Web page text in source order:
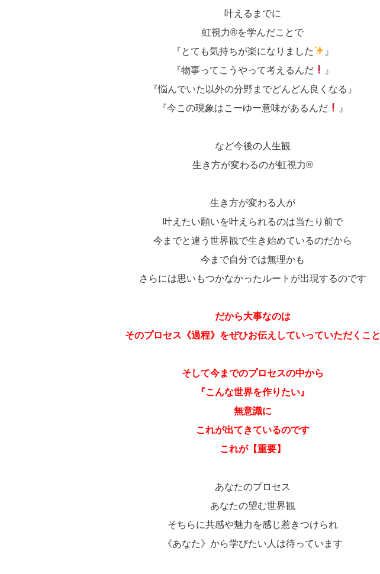
叶えるまでに
虹視力®を学んだことで
『とても気持ちが楽になりました
』
『物事ってこうやって考えるんだ
』
『悩んでいた以外の分野までどんどん良くなる』
『今この現象はこーゆー意味があるんだ
』
など今後の人生観
生き方が変わるのが虹視力®
生き方が変わる人が
叶えたい願いを叶えられるのは当たり前で
今までと違う世界観で生き始めているのだから
今まで自分では無理かも
さらには思いもつかなかったルートが出現するのです
だから大事なのは
そのプロセス《過程》をぜひお伝えしていっていただくこと
そして今までのプロセスの中から
『こんな世界を作りたい』
無意識に
これが出てきているのです
これが【重要】
あなたのプロセス
あなたの望む世界観
そちらに共感や魅力を感じ惹きつけられ
《あなた》から学びたい人は待っています